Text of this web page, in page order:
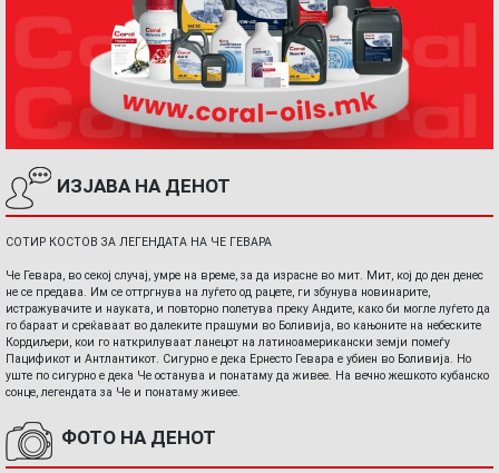
ИЗЈАВА НА ДЕНОТ
СОТИР КОСТОВ ЗА ЛЕГЕНДАТА НА ЧЕ ГЕВАРА
Че Гевара, во секој случај, умре на време, за да израсне во мит. Мит, кој до ден денес
не се предава. Им се оттргнува на луѓето од рацете, ги збунува новинарите,
истражувачите и науката, и повторно полетува преку Андите, како би могле луѓето да
го бараат и среќаваат во далеките прашуми во Боливија, во кањоните на небеските
Кордиљери, кои го наткрилуваат ланецот на латиноамерикански земји помеѓу
Пацификот и Антлантикот. Сигурно е дека Ернесто Гевара е убиен во Боливија. Но
уште по сигурно е дека Че останува и понатаму да живее. На вечно жешкото кубанско
сонце, легендата за Че и понатаму живее.
ФОТО НА ДЕНОТ